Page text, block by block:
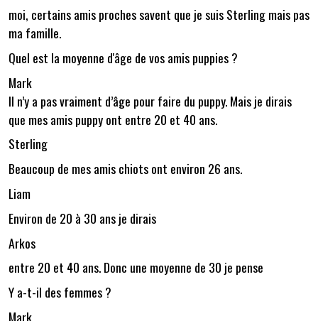
moi, certains amis proches savent que je suis Sterling mais pas
ma famille.
Quel est la moyenne d'âge de vos amis puppies ?
Mark
Il n’y a pas vraiment d’âge pour faire du puppy. Mais je dirais
que mes amis puppy ont entre 20 et 40 ans.
Sterling
Beaucoup de mes amis chiots ont environ 26 ans.
Liam
Environ de 20 à 30 ans je dirais
Arkos
entre 20 et 40 ans. Donc une moyenne de 30 je pense
Y a-t-il des femmes ?
Mark